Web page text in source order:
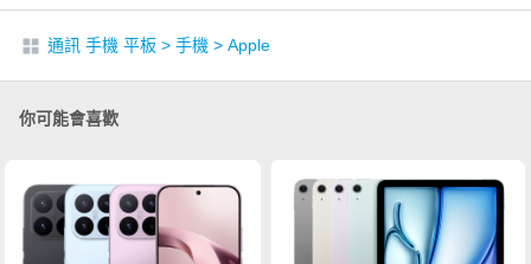
通訊 手機 平板 > 手機 > Apple
你可能會喜歡